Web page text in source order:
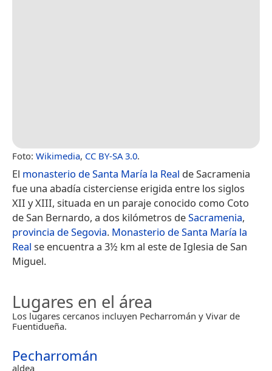
Foto: Wikimedia, CC BY-SA 3.0.
El monasterio de Santa María la Real de Sacramenia
fue una abadía cisterciense erigida entre los siglos
XII y XIII, situada en un paraje conocido como Coto
de San Bernardo, a dos kilómetros deSacramenia,
provincia de Segovia. Monasterio de Santa María la
Real se encuentra a 3½ km al este de Iglesia de San
Miguel.
Lugares en el área
Los lugares cercanos incluyen Pecharromán y Vivar de
Fuentidueña.
Pecharromán
aldea